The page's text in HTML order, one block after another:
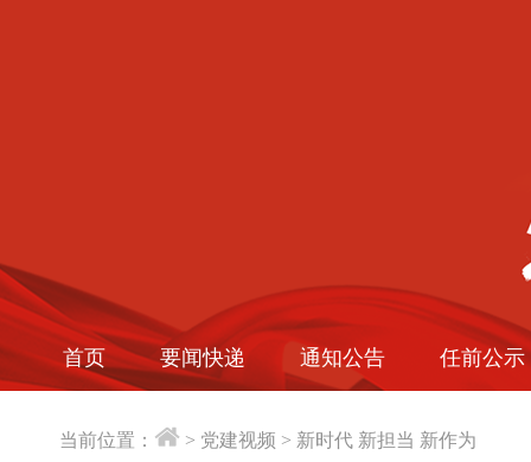
首页 要闻快递 通知公告 任前公示
当前位置： > 党建视频 > 新时代 新担当 新作为